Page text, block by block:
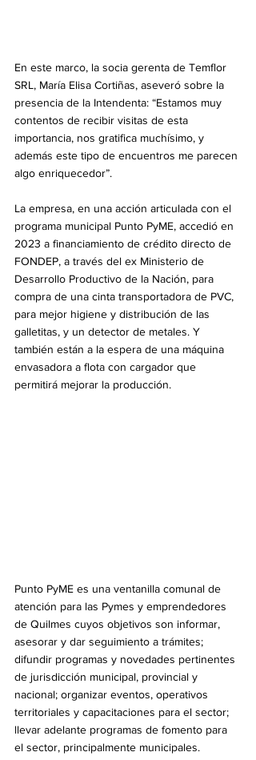
En este marco, la socia gerenta de Temflor
SRL, María Elisa Cortiñas, aseveró sobre la
presencia de la Intendenta: “Estamos muy
contentos de recibir visitas de esta
importancia, nos gratifica muchísimo, y
además este tipo de encuentros me parecen
algo enriquecedor”.
La empresa, en una acción articulada con el
programa municipal Punto PyME, accedió en
2023 a financiamiento de crédito directo de
FONDEP, a través del ex Ministerio de
Desarrollo Productivo de la Nación, para
compra de una cinta transportadora de PVC,
para mejor higiene y distribución de las
galletitas, y un detector de metales. Y
también están a la espera de una máquina
envasadora a flota con cargador que
permitirá mejorar la producción.
Punto PyME es una ventanilla comunal de
atención para las Pymes y emprendedores
de Quilmes cuyos objetivos son informar,
asesorar y dar seguimiento a trámites;
difundir programas y novedades pertinentes
de jurisdicción municipal, provincial y
nacional; organizar eventos, operativos
territoriales y capacitaciones para el sector;
llevar adelante programas de fomento para
el sector, principalmente municipales.